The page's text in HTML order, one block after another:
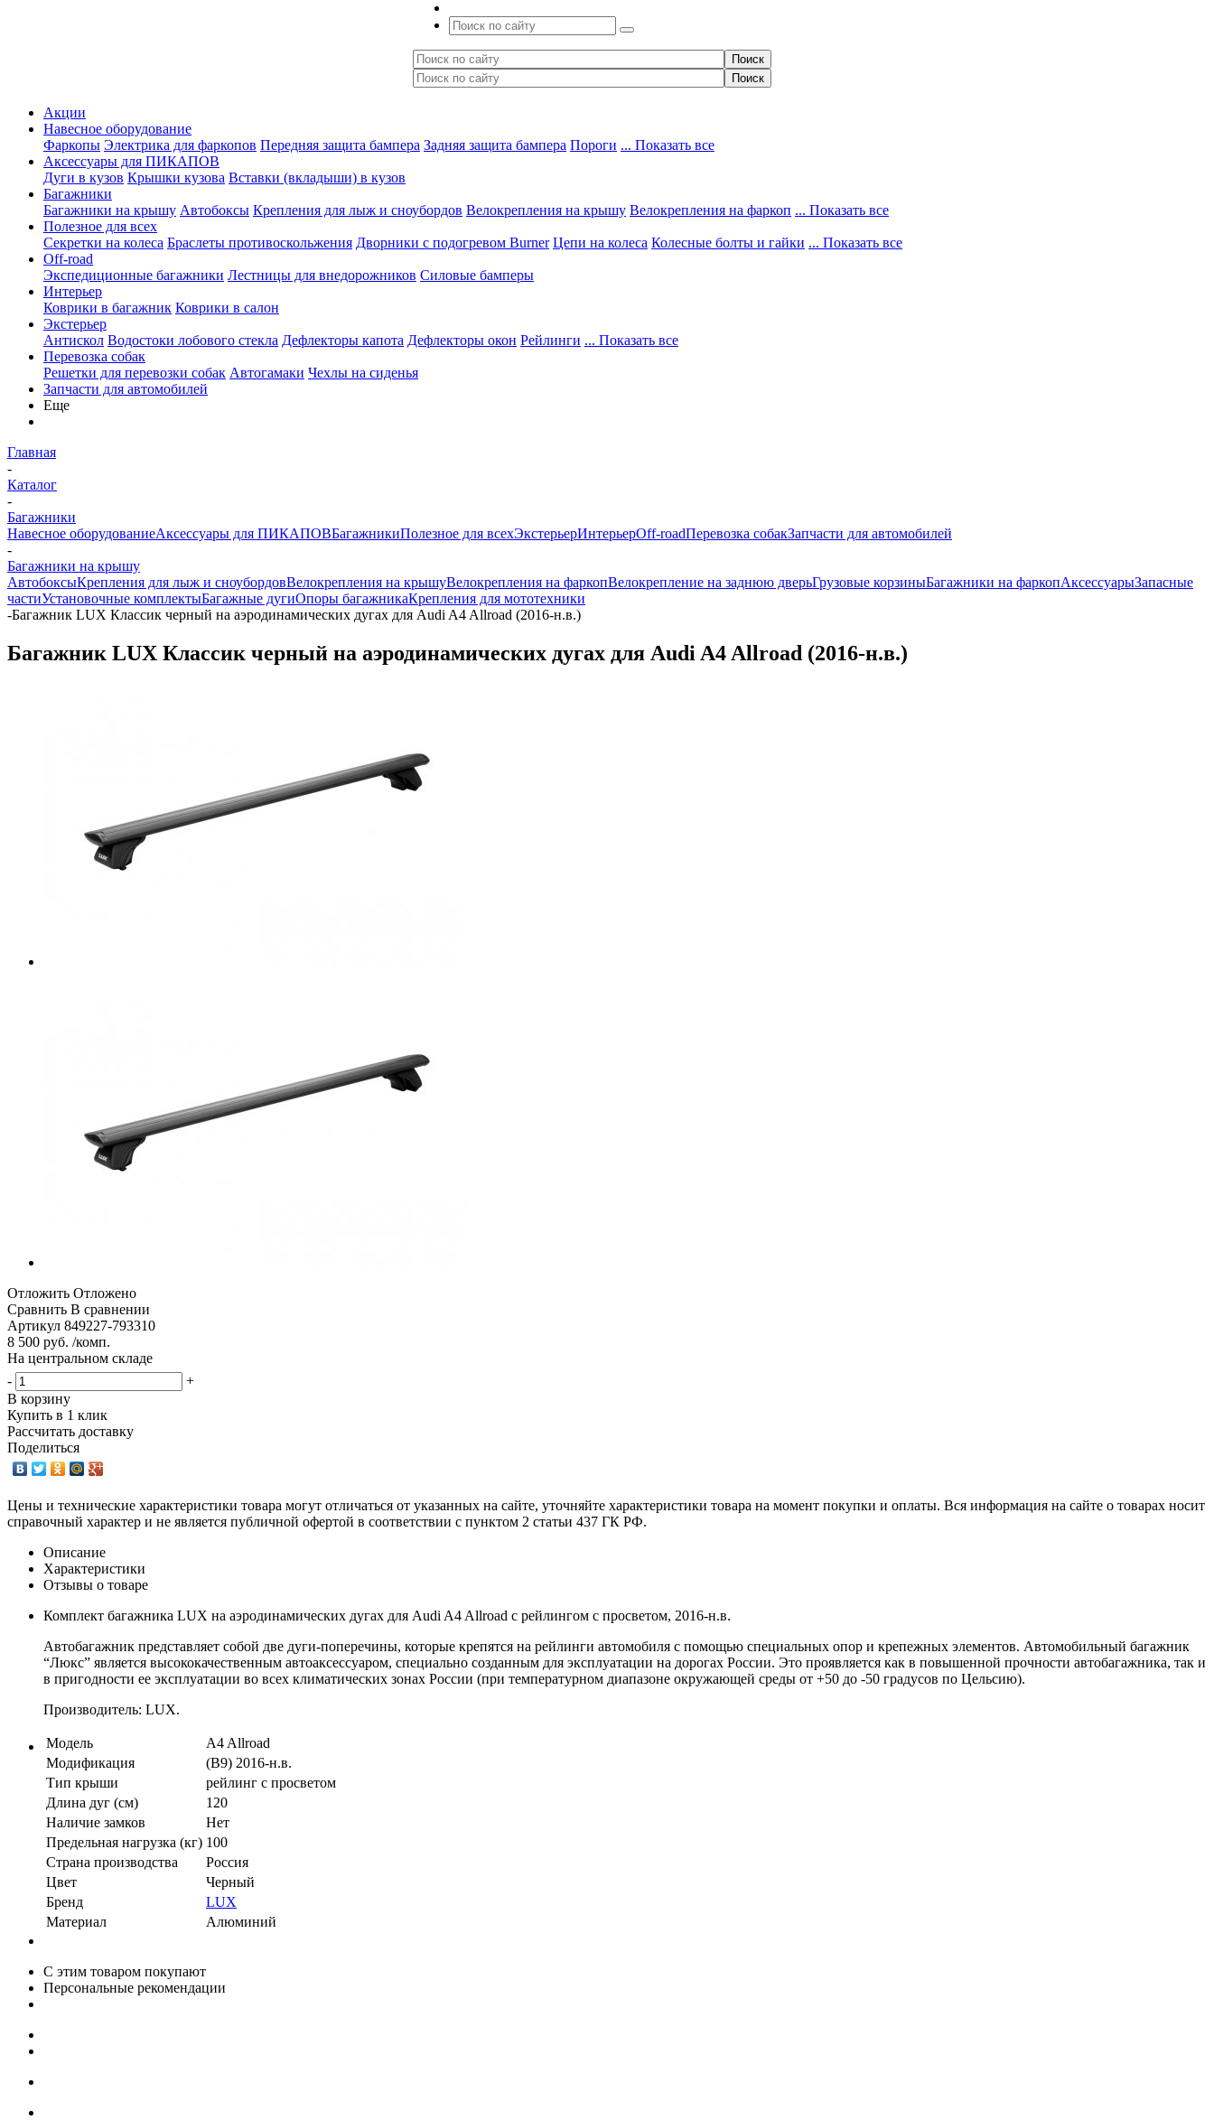
Акции
Навесное оборудование
Фаркопы Электрика для фаркопов Передняя защита бампера Задняя защита бампера Пороги ... Показать все
Аксессуары для ПИКАПОВ
Дуги в кузов Крышки кузова Вставки (вкладыши) в кузов
Багажники
Багажники на крышу Автобоксы Крепления для лыж и сноубордов Велокрепления на крышу Велокрепления на фаркоп ... Показать все
Полезное для всех
Секретки на колеса Браслеты противоскольжения Дворники с подогревом Burner Цепи на колеса Колесные болты и гайки ... Показать все
Off-road
Экспедиционные багажники Лестницы для внедорожников Силовые бамперы
Интерьер
Коврики в багажник Коврики в салон
Экстерьер
Антискол Водостоки лобового стекла Дефлекторы капота Дефлекторы окон Рейлинги ... Показать все
Перевозка собак
Решетки для перевозки собак Автогамаки Чехлы на сиденья
Запчасти для автомобилей
Еще
Главная
-
Каталог
-
Багажники
Навесное оборудованиеАксессуары для ПИКАПОВБагажникиПолезное для всехЭкстерьерИнтерьерOff-roadПеревозка собакЗапчасти для автомобилей
-
Багажники на крышу
АвтобоксыКрепления для лыж и сноубордовВелокрепления на крышуВелокрепления на фаркопВелокрепление на заднюю дверьГрузовые корзиныБагажники на фаркопАксессуарыЗапасные
частиУстановочные комплектыБагажные дугиОпоры багажникаКрепления для мототехники
-Багажник LUX Классик черный на аэродинамических дугах для Audi A4 Allroad (2016-н.в.)
Багажник LUX Классик черный на аэродинамических дугах для Audi A4 Allroad (2016-н.в.)
Отложить Отложено
Сравнить В сравнении
Артикул 849227-793310
8 500 руб. /комп.
На центральном складе
-
+
В корзину
Купить в 1 клик
Рассчитать доставку
Поделиться
Цены и технические характеристики товара могут отличаться от указанных на сайте, уточняйте характеристики товара на момент покупки и оплаты. Вся информация на сайте о товарах носит
справочный характер и не является публичной офертой в соответствии с пунктом 2 статьи 437 ГК РФ.
Описание
Характеристики
Отзывы о товаре
Комплект багажника LUX на аэродинамических дугах для Audi A4 Allroad с рейлингом с просветом, 2016-н.в.
Автобагажник представляет собой две дуги-поперечины, которые крепятся на рейлинги автомобиля с помощью специальных опор и крепежных элементов. Автомобильный багажник
“Люкс” является высококачественным автоаксессуаром, специально созданным для эксплуатации на дорогах России. Это проявляется как в повышенной прочности автобагажника, так и
в пригодности ее эксплуатации во всех климатических зонах России (при температурном диапазоне окружающей среды от +50 до -50 градусов по Цельсию).
Производитель: LUX.
Модель
A4 Allroad
Модификация
(B9) 2016-н.в.
Тип крыши
рейлинг с просветом
Длина дуг (см)
120
Наличие замков
Нет
Предельная нагрузка (кг) 100
Страна производства
Россия
Цвет
Черный
Бренд
LUX
Материал
Алюминий
С этим товаром покупают
Персональные рекомендации